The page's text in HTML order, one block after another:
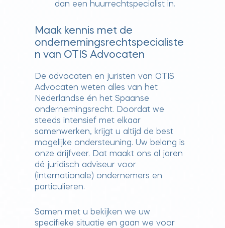
dan een huurrechtspecialist in.
Maak kennis met de
ondernemingsrechtspecialiste
n van OTIS Advocaten
De advocaten en juristen van OTIS
Advocaten weten alles van het
Nederlandse én het Spaanse
ondernemingsrecht. Doordat we
steeds intensief met elkaar
samenwerken, krijgt u altijd de best
mogelijke ondersteuning. Uw belang is
onze drijfveer. Dat maakt ons al jaren
dé juridisch adviseur voor
(internationale) ondernemers en
particulieren.
Samen met u bekijken we uw
specifieke situatie en gaan we voor